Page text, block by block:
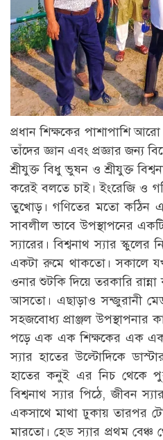
প্রধান শিক্ষকের পাশাপাশি
তাঁদের জ্ঞান এবং প্রজ্ঞার জন্য
শ্রীযুক্ত বিধু ভুষন ও শ্রীযুক্ত
করেই বলতে চাই। ইংরেজি ও
তুখোড়। গণিতের মতো কঠিন
সাবলীল ভাবে উপস্থাপনের
স্যারের। বিশ্বনাথ স্যার
একটা রুমে থাকতো। সকালে
ওনার শুটকি দিয়ে তরকারি
আসতো। এছাড়াও সন্জুরানী
সহজবোধ্য প্রাঞ্জল উপস্থাপনার
পড়ে এক এক শিক্ষকের এক
স্যার হাতের উল্টোদিকে
হাতের কনুই এর নিচ থেকে
বিশ্বনাথ স্যার পিঠে, জীবন
একসাথে মাথা ঢুকায় তারপর
মারতো। হেড স্যার প্রথম বেঞ্চ